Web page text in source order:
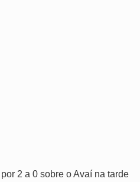
2 a 0 sobre o Avaí na tarde